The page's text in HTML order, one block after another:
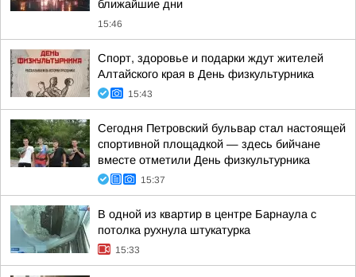
ближайшие дни
15:46
Спорт, здоровье и подарки ждут жителей
Алтайского края в День физкультурника
15:43
Сегодня Петровский бульвар стал настоящей
спортивной площадкой — здесь бийчане
вместе отметили День физкультурника
15:37
В одной из квартир в центре Барнаула с
потолка рухнула штукатурка
15:33